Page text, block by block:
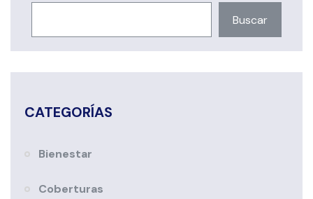
Buscar
CATEGORÍAS
Bienestar
Coberturas